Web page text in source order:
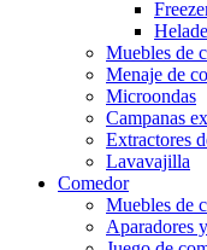
Muebles de
Menaje de
Microondas
Campanas
Extractores
Lavavajilla
Comedor
Muebles de
Aparadores